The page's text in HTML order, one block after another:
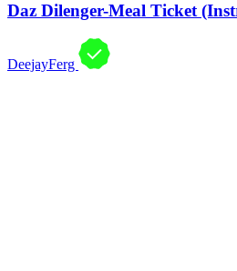
Daz Dilenger-Meal Ticket
DeejayFerg